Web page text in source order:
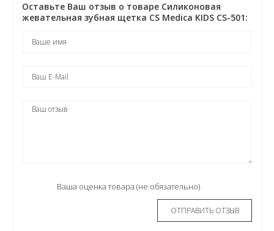
Оставьте Ваш отзыв о товаре Силиконовая
жевательная зубная щетка CS Medica KIDS CS-501:
Ваша оценка товара (не обязательно)